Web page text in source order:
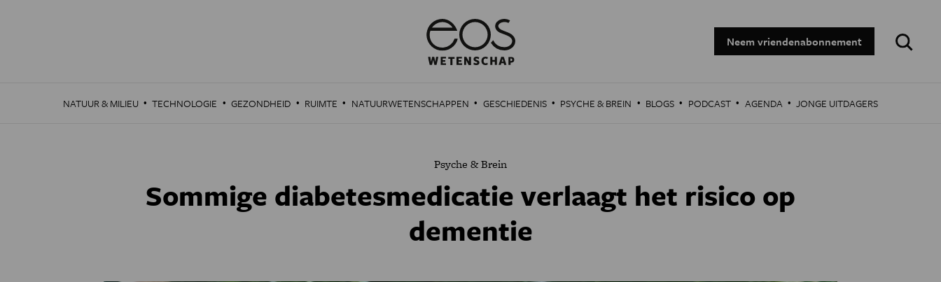
Neem vriendenabonnement
Zoeken:
NATUUR & MILIEU · TECHNOLOGIE · GEZONDHEID · RUIMTE · NATUURWETENSCHAPPEN · GESCHIEDENIS · PSYCHE & BREIN · BLOGS · PODCAST · AGENDA · JONGE UITDAGERS
Psyche & Brein
Sommige diabetesmedicatie verlaagt het risico op
dementie